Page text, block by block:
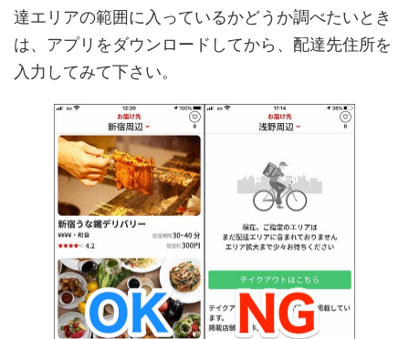
達エリアの範囲に入っているかどうか調べたいとき
は、アプリをダウンロードしてから、配達先住所を
入力してみて下さい。